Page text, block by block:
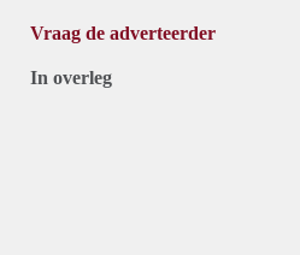
Vraag de adverteerder
In overleg